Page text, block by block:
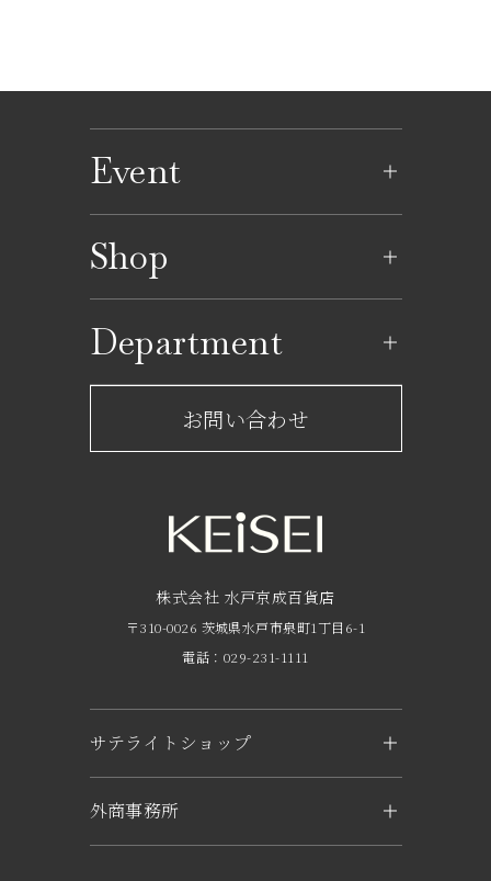
Event
イベントカレンダー
Shop
レストラン一覧
ショップからのお知らせ
フロアガイド
Department
サービスのご案内
京成友の会
京成ポイントカードについて
企業概要
求人情報
お問い合わせ
株式会社 水戸京成百貨店
〒310-0026 茨城県水戸市泉町1丁目6-1
電話：029-231-1111
サテライトショップ
KEiSEI ＆ owl（つくば）
外商事務所